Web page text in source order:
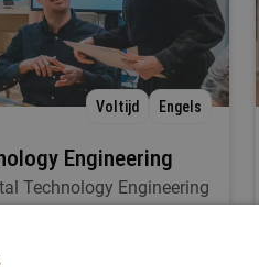
Voltijd Engels
Engineering
Technology Engineering